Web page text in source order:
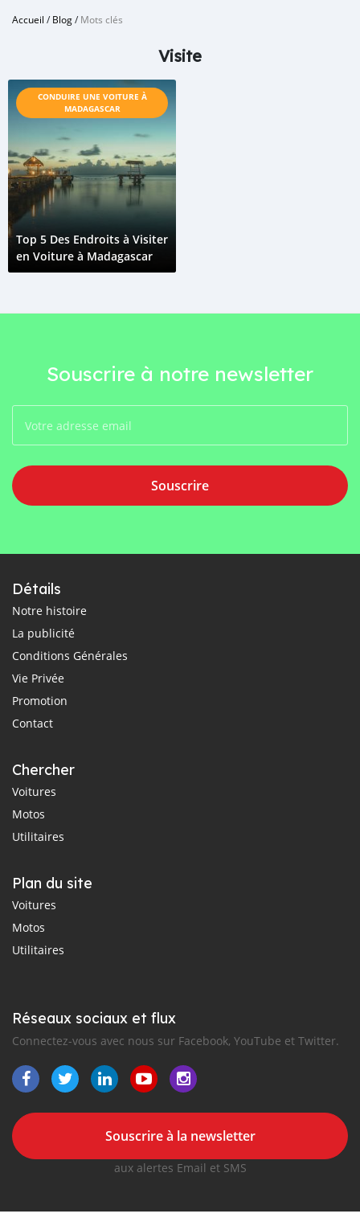
Accueil /Blog/Mots clés
Visite
CONDUIRE UNE VOITURE À
MADAGASCAR
Top 5 Des Endroits à Visiter
en Voiture à Madagascar
Souscrire à notre newsletter
Souscrire
Détails
Notre histoire
La publicité
Conditions Générales
Vie Privée
Promotion
Contact
Chercher
Voitures
Motos
Utilitaires
Plan du site
Voitures
Motos
Utilitaires
Réseaux sociaux et flux
Connectez-vous avec nous sur Facebook, YouTube et Twitter.
Souscrire à la newsletter
aux alertes Email et SMS